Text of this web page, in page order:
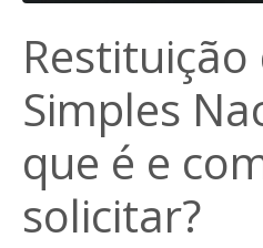
Restituição
Simples
que é e
solicitar?